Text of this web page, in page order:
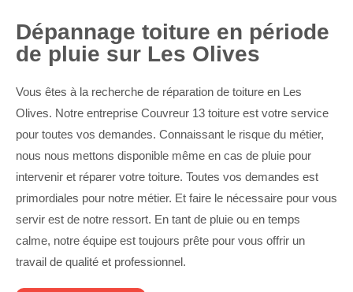
Dépannage toiture en période
de pluie sur Les Olives
Vous êtes à la recherche de réparation de toiture en Les
Olives. Notre entreprise Couvreur 13 toiture est votre service
pour toutes vos demandes. Connaissant le risque du métier,
nous nous mettons disponible même en cas de pluie pour
intervenir et réparer votre toiture. Toutes vos demandes est
primordiales pour notre métier. Et faire le nécessaire pour vous
servir est de notre ressort. En tant de pluie ou en temps
calme, notre équipe est toujours prête pour vous offrir un
travail de qualité et professionnel.